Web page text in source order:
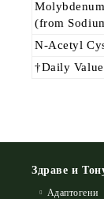
Molybdenum
(from
N-Acetyl
†Daily
Здраве и
Адаптогени